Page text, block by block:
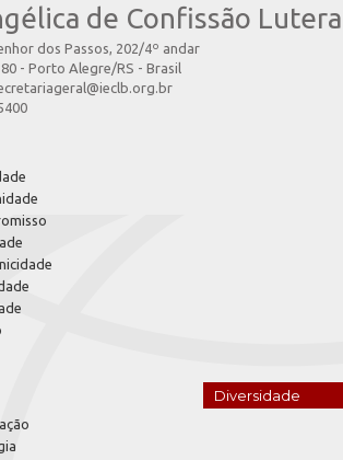
de Confissão
dos Passos, 202/4º andar
- Porto Alegre/RS - Brasil
Diversidade